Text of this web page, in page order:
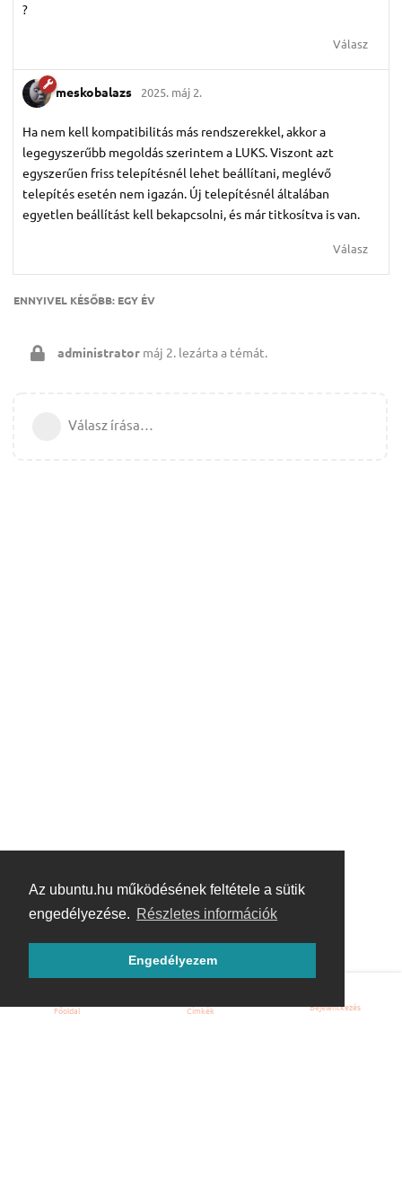
Az ubuntu.hu működésének feltétele a sütik
engedélyezése. Részletes információk
Engedélyezem
?
Válasz
meskobalazs 2025. máj 2.
Ha nem kell kompatibilitás más rendszerekkel, akkor a
legegyszerűbb megoldás szerintem a LUKS. Viszont azt
egyszerűen friss telepítésnél lehet beállítani, meglévő
telepítés esetén nem igazán. Új telepítésnél általában
egyetlen beállítást kell bekapcsolni, és már titkosítva is van.
Válasz
ENNYIVEL KÉSŐBB: EGY ÉV
administrator máj 2. lezárta a témát.
Válasz írása…
Főoldal Címkék Bejelentkezés